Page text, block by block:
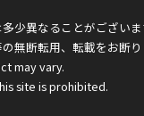
異なることがございま
無断転用、転載をお断り
may vary.
site is prohibited.